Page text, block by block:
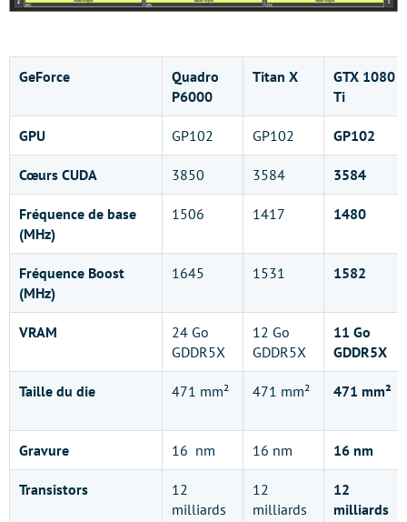
GeForce
Quadro
P6000
Titan X
GTX 1080
Ti
GPU GP102 GP102 GP102
Cœurs CUDA 3850 3584 3584
Fréquence de base
(MHz)
1506 1417 1480
Fréquence Boost
(MHz)
1645 1531 1582
VRAM
24 Go
GDDR5X
12 Go
GDDR5X
11 Go
GDDR5X
Taille du die 471 mm² 471 mm² 471 mm²
Gravure 16 nm 16 nm 16 nm
Transistors
12
milliards
12
milliards
12
milliards